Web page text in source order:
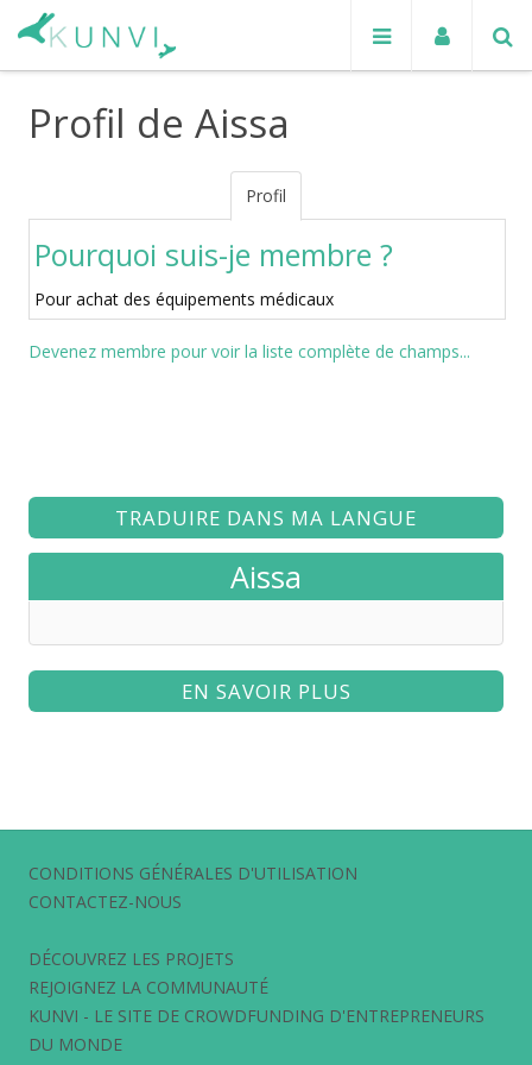
Profil de Aissa
Profil
Pourquoi suis-je membre ?
Pour achat des équipements médicaux
Devenez membre pour voir la liste complète de champs...
TRADUIRE DANS MA LANGUE
Aissa
EN SAVOIR PLUS
CONDITIONS GÉNÉRALES D'UTILISATION
CONTACTEZ-NOUS
DÉCOUVREZ LES PROJETS
REJOIGNEZ LA COMMUNAUTÉ
KUNVI - LE SITE DE CROWDFUNDING D'ENTREPRENEURS
DU MONDE